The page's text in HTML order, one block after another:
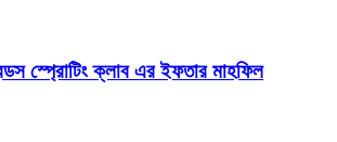
স্প্রোটিং ক্লাব এর ইফতার মাহফিল